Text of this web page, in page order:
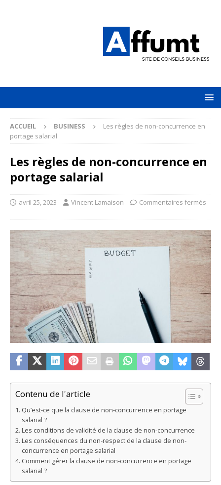
ACCUEIL BUSINESS
Les règles de non-concurrence en
portage salarial
Les règles de non-concurrence en
portage salarial
avril 25, 2023 Vincent Lamaison Commentaires fermés
Contenu de l'article
Qu’est-ce que la clause de non-concurrence en portage
salarial ?
Les conditions de validité de la clause de non-concurrence
Les conséquences du non-respect de la clause de non-
concurrence en portage salarial
Comment gérer la clause de non-concurrence en portage
salarial ?